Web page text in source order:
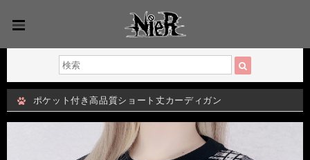
ポケット付き高品質ショート丈カーディガン